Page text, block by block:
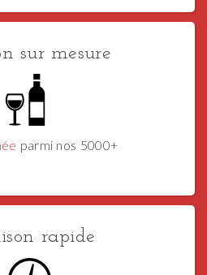
sur mesure
parmi nos 5000+
rapide